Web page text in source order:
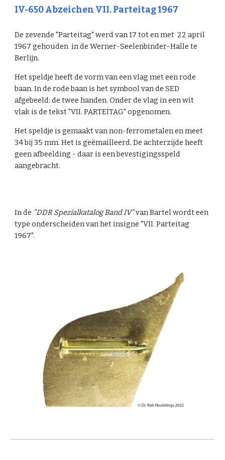
IV-650Abzeichen VII. Parteitag 1967
De zevende "Parteitag" werd van17 tot en met 22 april
1967gehouden in de Werner-Seelenbinder-Halle te
Berlijn.
Het speldje heeft de vorm van een vlag met een rode
baan. In de rode baan is het symbool van de SED
afgebeeld: de twee handen. Onder de vlag in een wit
vlak is de tekst "VII. PARTEITAG" opgenomen.
Het speldje is gemaakt van non-ferrometalen en meet
34bij 35 mm. Het is geëmailleerd. De achterzijde heeft
geen afbeelding - daar is een bevestigingsspeld
aangebracht.
In de "DDR Spezialkatalog Band IV"van Bartel wordt een
type onderscheiden van het insigne "VII. Parteitag
1967".